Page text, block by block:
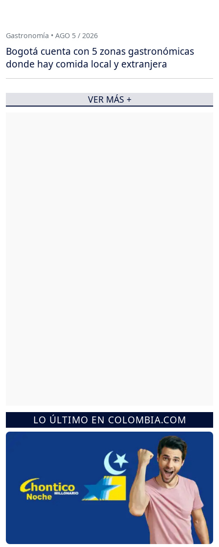
LO ÚLTIMO EN COLOMBIA.COM
Gastronomía • AGO 5 / 2026
Bogotá cuenta con 5 zonas gastronómicas
donde hay comida local y extranjera
VER MÁS +